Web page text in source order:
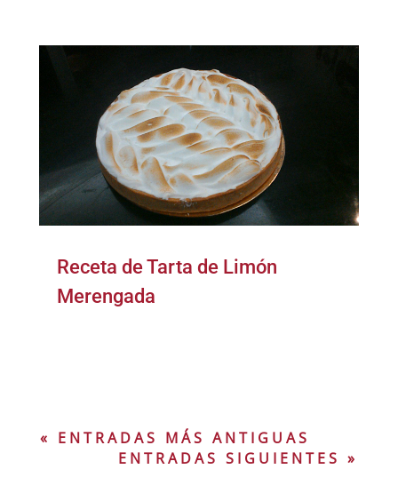
Receta de Tarta de Limón
Merengada
« ENTRADAS MÁS ANTIGUAS
ENTRADAS SIGUIENTES »